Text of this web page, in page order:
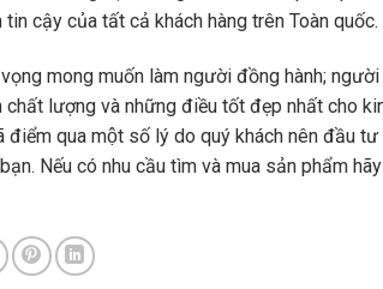
tin cậy của tất cả khách hàng trên Toàn quốc.
mong muốn làm người đồng hành;
chất lượng và những điều tốt đẹp nhất cho
điểm qua một số lý do quý khách nên đầu
Nếu có nhu cầu tìm và mua sản phẩm